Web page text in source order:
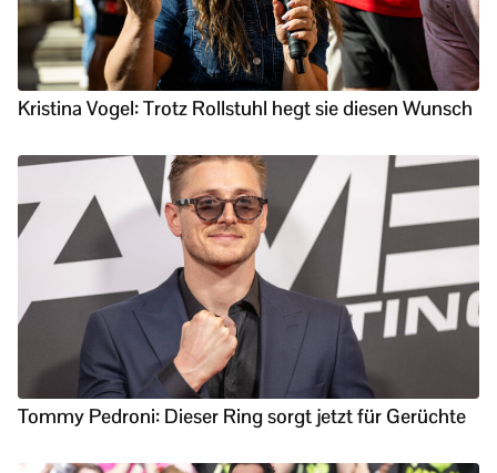
Kristina Vogel: Trotz Rollstuhl hegt sie diesen Wunsch
Tommy Pedroni: Dieser Ring sorgt jetzt für Gerüchte